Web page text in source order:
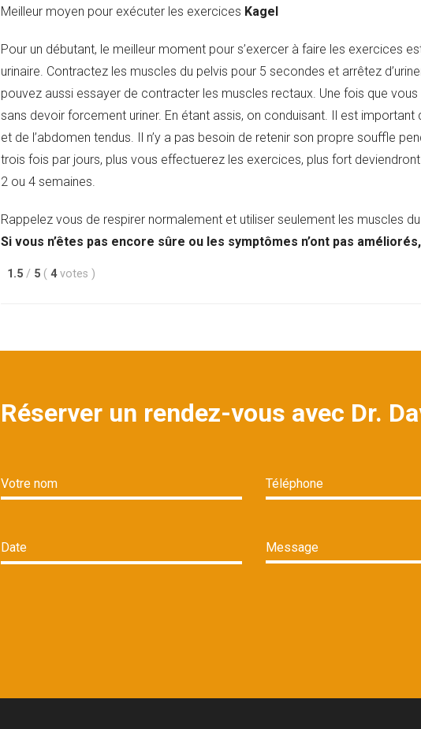
Meilleur moyen pour exécuter les exercices Kagel
Pour un débutant, le meilleur moment pour s’exercer à faire les exercices
urinaire. Contractez les muscles du pelvis pour 5 secondes et arrêtez
pouvez aussi essayer de contracter les muscles rectaux. Une fois que
sans devoir forcement uriner. En étant assis, on conduisant. Il est
et de l’abdomen tendus. Il n’y a pas besoin de retenir son propre souffle
trois fois par jours, plus vous effectuerez les exercices, plus fort
2 ou 4 semaines.
Rappelez vous de respirer normalement et utiliser seulement les muscles
Si vous n’êtes pas encore sûre ou les symptômes n’ont pas
1.5 / 5 ( 4 votes )
Réserver un rendez-vous avec Dr.
Votre nom Téléphone
Date Message